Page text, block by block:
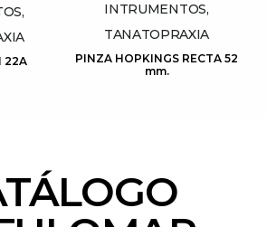
22A
INTRUMENTOS,
TANATOPRAXIA
PINZA HOPKINGS RECTA 52
mm.